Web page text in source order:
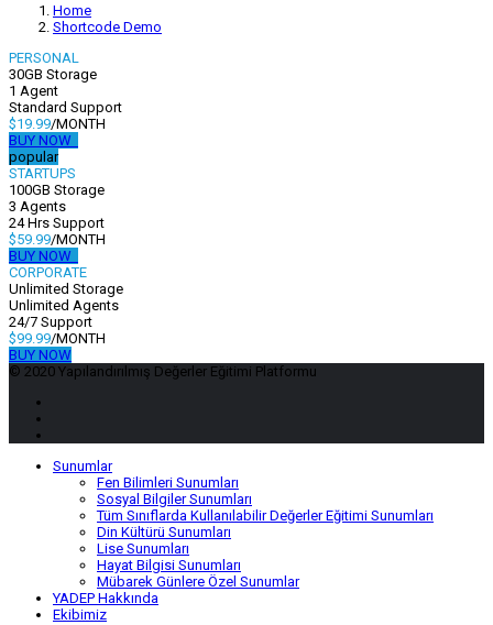
Home
Shortcode Demo
PERSONAL
30GB Storage
1 Agent
Standard Support
$19.99/MONTH
BUY NOW
popular
STARTUPS
100GB Storage
3 Agents
24 Hrs Support
$59.99/MONTH
BUY NOW
CORPORATE
Unlimited Storage
Unlimited Agents
24/7 Support
$99.99/MONTH
BUY NOW
© 2020 Yapılandırılmış Değerler Eğitimi Platformu
Sunumlar
Fen Bilimleri Sunumları
Sosyal Bilgiler Sunumları
Tüm Sınıflarda Kullanılabilir Değerler Eğitimi Sunumları
Din Kültürü Sunumları
Lise Sunumları
Hayat Bilgisi Sunumları
Mübarek Günlere Özel Sunumlar
YADEP Hakkında
Ekibimiz